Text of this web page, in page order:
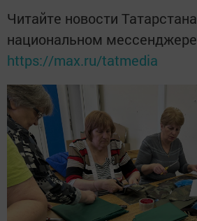
Читайте новости
национальном
https://max.ru/tatmedia